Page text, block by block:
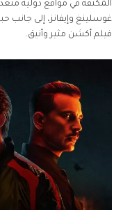
المكثفة في مواقع دولية
غوسلينغ وإيفانز، إلى جانب
فيلم أكشن مثير وأنيق.